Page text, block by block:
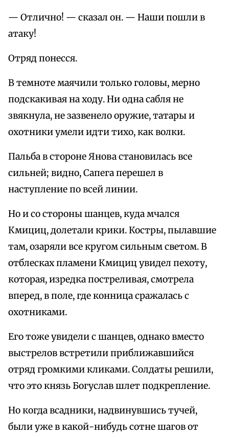
— Отлично! — сказал он. — Наши пошли в
атаку!
Отряд понесся.
В темноте маячили только головы, мерно
подскакивая на ходу. Ни одна сабля не
звякнула, не зазвенело оружие, татары и
охотники умели идти тихо, как волки.
Пальба в стороне Янова становилась все
сильней; видно, Сапега перешел в
наступление по всей линии.
Но и со стороны шанцев, куда мчался
Кмициц, долетали крики. Костры, пылавшие
там, озаряли все кругом сильным светом. В
отблесках пламени Кмициц увидел пехоту,
которая, изредка постреливая, смотрела
вперед, в поле, где конница сражалась с
охотниками.
Его тоже увидели с шанцев, однако вместо
выстрелов встретили приближавшийся
отряд громкими кликами. Солдаты решили,
что это князь Богуслав шлет подкрепление.
Но когда всадники, надвинувшись тучей,
были уже в какой-нибудь сотне шагов от